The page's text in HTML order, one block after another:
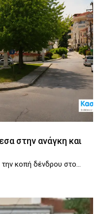
στην ανάγκη και
κοπή δένδρου στο...